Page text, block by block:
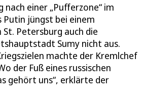
nach einer „Pufferzone“ im
Putin jüngst bei einem
Petersburg auch die
Sumy nicht aus.
machte der Kremlchef
der Fuß eines russischen
gehört uns“, erklärte der